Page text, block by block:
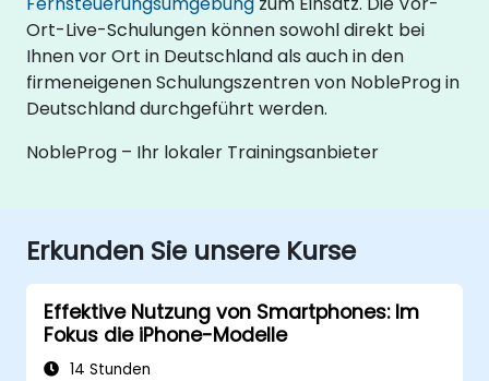
Ort-Live-Schulungen können sowohl direkt bei
Ihnen vor Ort in Deutschland als auch in den
firmeneigenen Schulungszentren von NobleProg in
Deutschland durchgeführt werden.
NobleProg – Ihr lokaler Trainingsanbieter
Erkunden Sie unsere Kurse
Effektive Nutzung von Smartphones: Im
Fokus die iPhone-Modelle
14 Stunden